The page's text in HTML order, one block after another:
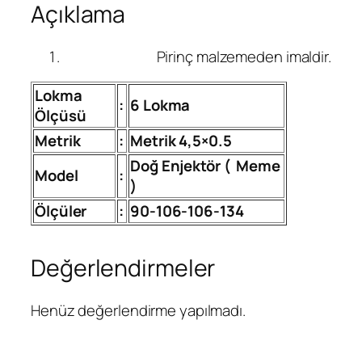
L
o
a
D
o
ğ
a
g
a
D
n
Açıklama
Pirinç malzemeden imaldir.
Lokma
Ölçüsü
: 6 Lokma
Metrik
: Metrik 4,5×0.5
Model
: Doğ Enjektör ( Meme
)
Ölçüler
: 90-106-106-134
Değerlendirmeler
Henüz değerlendirme yapılmadı.